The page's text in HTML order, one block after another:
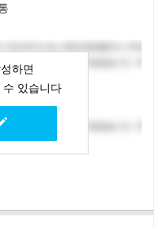
하면
수 있습니다